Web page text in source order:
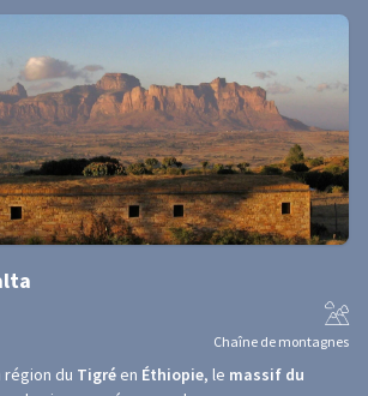
Chaîne de montagnes
du Tigré en Éthiopie, le massif du